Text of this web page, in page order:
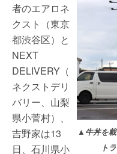
▲牛丼を載
ト
者のエアロネ
クスト（東京
都渋谷区）と
NEXT
DELIVERY（
ネクストデリ
バリー、山梨
県小菅村）、
吉野家は13
日、石川県小